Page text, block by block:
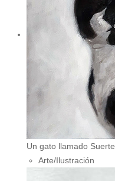
Un gato llamado Suerte
Arte/Ilustración